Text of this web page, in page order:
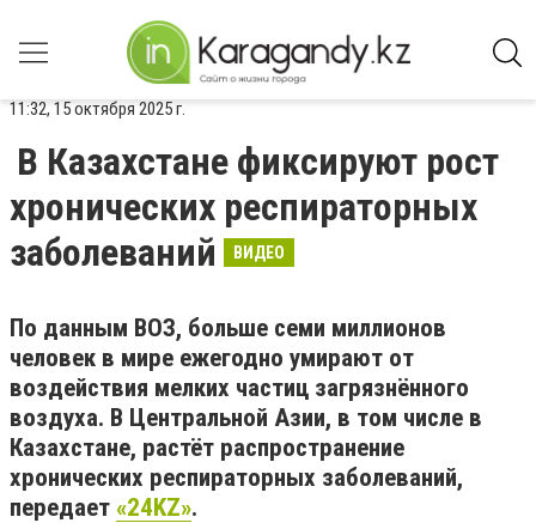
11:32, 15 октября 2025 г.
В Казахстане фиксируют рост
хронических респираторных
заболеваний
ВИДЕО
По данным ВОЗ, больше семи миллионов
человек в мире ежегодно умирают от
воздействия мелких частиц загрязнённого
воздуха. В Центральной Азии, в том числе в
Казахстане, растёт распространение
хронических респираторных заболеваний,
передает «24KZ».